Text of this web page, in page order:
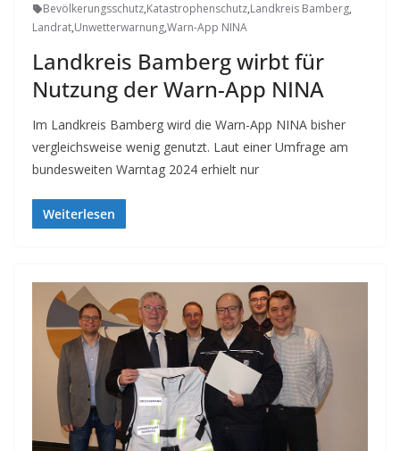
Bevölkerungsschutz,Katastrophenschutz,Landkreis Bamberg,
Landrat,Unwetterwarnung,Warn-App NINA
Landkreis Bamberg wirbt für
Nutzung der Warn-App NINA
Im Landkreis Bamberg wird die Warn-App NINA bisher
vergleichsweise wenig genutzt. Laut einer Umfrage am
bundesweiten Warntag 2024 erhielt nur
Weiterlesen